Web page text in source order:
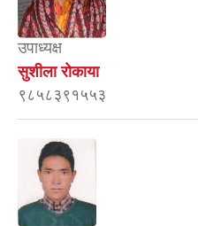
उपाध्यक्ष
सुशीला रोकाया
९८५८३९१५५३